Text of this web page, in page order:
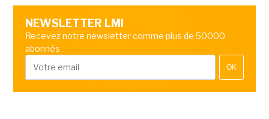
NEWSLETTER LMI
Recevez notre newsletter comme plus de 50000
abonnés
OK